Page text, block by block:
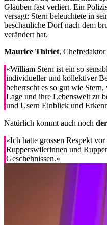
Glauben fast verliert. Ein
versagt: Stern beleuchtete in
beschauliche Dorf nach dem
verändert hat.
Maurice Thiriet,
«William Stern ist ein so
individueller und kollektiver
beherrscht es so gut wie
Lage und ihre Lebenswelt zu
und Usern Einblick und
Natürlich kommt auch noch
«Ich hatte grossen Respekt
Rupperswilerinnen und
Geschehnissen.»